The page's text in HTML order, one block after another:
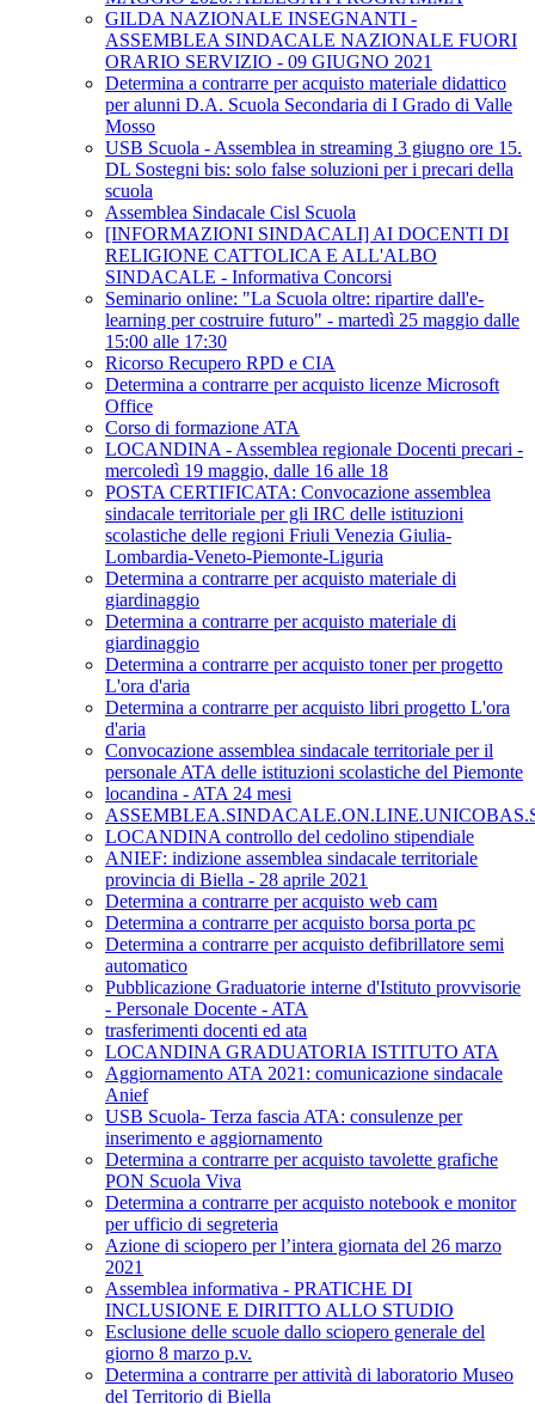
GILDA NAZIONALE INSEGNANTI -
ASSEMBLEA SINDACALE NAZIONALE FUORI
ORARIO SERVIZIO - 09 GIUGNO 2021
Determina a contrarre per acquisto materiale didattico
per alunni D.A. Scuola Secondaria di I Grado di Valle
Mosso
USB Scuola - Assemblea in streaming 3 giugno ore 15.
DL Sostegni bis: solo false soluzioni per i precari della
scuola
Assemblea Sindacale Cisl Scuola
[INFORMAZIONI SINDACALI] AI DOCENTI DI
RELIGIONE CATTOLICA E ALL'ALBO
SINDACALE - Informativa Concorsi
Seminario online: "La Scuola oltre: ripartire dall'e-
learning per costruire futuro" - martedì 25 maggio dalle
15:00 alle 17:30
Ricorso Recupero RPD e CIA
Determina a contrarre per acquisto licenze Microsoft
Office
Corso di formazione ATA
LOCANDINA - Assemblea regionale Docenti precari -
mercoledì 19 maggio, dalle 16 alle 18
POSTA CERTIFICATA: Convocazione assemblea
sindacale territoriale per gli IRC delle istituzioni
scolastiche delle regioni Friuli Venezia Giulia-
Lombardia-Veneto-Piemonte-Liguria
Determina a contrarre per acquisto materiale di
giardinaggio
Determina a contrarre per acquisto materiale di
giardinaggio
Determina a contrarre per acquisto toner per progetto
L'ora d'aria
Determina a contrarre per acquisto libri progetto L'ora
d'aria
Convocazione assemblea sindacale territoriale per il
personale ATA delle istituzioni scolastiche del Piemonte
locandina - ATA 24 mesi
LOCANDINA controllo del cedolino stipendiale
ANIEF: indizione assemblea sindacale territoriale
provincia di Biella - 28 aprile 2021
Determina a contrarre per acquisto web cam
Determina a contrarre per acquisto borsa porta pc
Determina a contrarre per acquisto defibrillatore semi
automatico
Pubblicazione Graduatorie interne d'Istituto provvisorie
- Personale Docente - ATA
trasferimenti docenti ed ata
LOCANDINA GRADUATORIA ISTITUTO ATA
Aggiornamento ATA 2021: comunicazione sindacale
Anief
USB Scuola- Terza fascia ATA: consulenze per
inserimento e aggiornamento
Determina a contrarre per acquisto tavolette grafiche
PON Scuola Viva
Determina a contrarre per acquisto notebook e monitor
per ufficio di segreteria
Azione di sciopero per l’intera giornata del 26 marzo
2021
Assemblea informativa - PRATICHE DI
INCLUSIONE E DIRITTO ALLO STUDIO
Esclusione delle scuole dallo sciopero generale del
giorno 8 marzo p.v.
Determina a contrarre per attività di laboratorio Museo
del Territorio di Biella